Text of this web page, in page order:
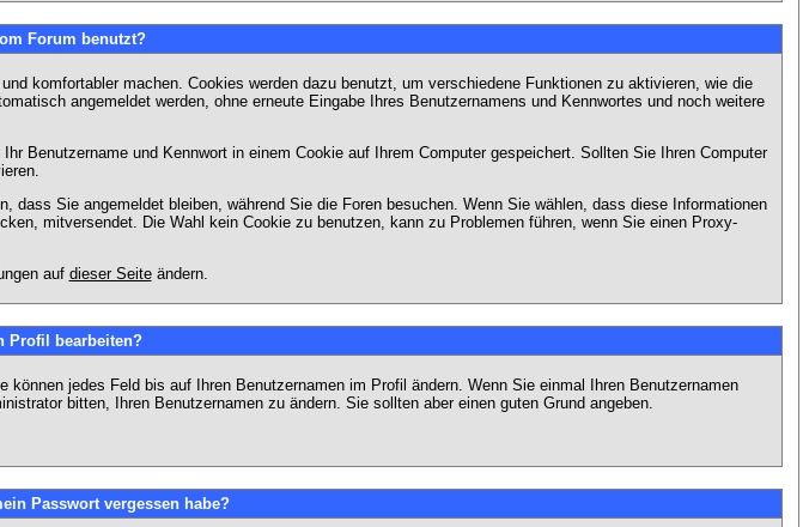
Forum benutzt?
komfortabler machen. Cookies werden dazu benutzt, um verschiedene Funktionen zu aktivieren, wie die
angemeldet werden, ohne erneute Eingabe Ihres Benutzernamens und Kennwortes und noch weitere
Benutzername und Kennwort in einem Cookie auf Ihrem Computer gespeichert. Sollten Sie Ihren Computer
Sie angemeldet bleiben, während Sie die Foren besuchen. Wenn Sie wählen, dass diese Informationen
mitversendet. Die Wahl kein Cookie zu benutzen, kann zu Problemen führen, wenn Sie einen Proxy-
auf dieser Seiteändern.
Profil bearbeiten?
jedes Feld bis auf Ihren Benutzernamen im Profil ändern. Wenn Sie einmal Ihren Benutzernamen
bitten, Ihren Benutzernamen zu ändern. Sie sollten aber einen guten Grund angeben.
Passwort vergessen habe?